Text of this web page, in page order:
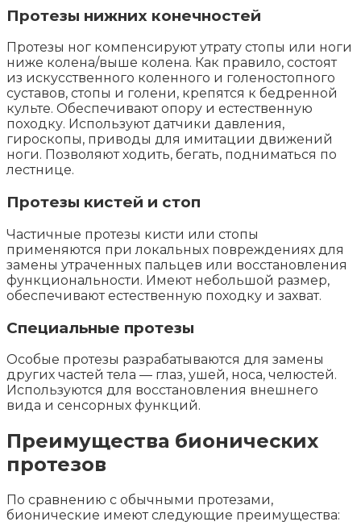
Протезы нижних конечностей
Протезы ног компенсируют утрату стопы или ноги
ниже колена/выше колена. Как правило, состоят
из искусственного коленного и голеностопного
суставов, стопы и голени, крепятся к бедренной
культе. Обеспечивают опору и естественную
походку. Используют датчики давления,
гироскопы, приводы для имитации движений
ноги. Позволяют ходить, бегать, подниматься по
лестнице.
Протезы кистей и стоп
Частичные протезы кисти или стопы
применяются при локальных повреждениях для
замены утраченных пальцев или восстановления
функциональности. Имеют небольшой размер,
обеспечивают естественную походку и захват.
Специальные протезы
Особые протезы разрабатываются для замены
других частей тела — глаз, ушей, носа, челюстей.
Используются для восстановления внешнего
вида и сенсорных функций.
Преимущества бионических
протезов
По сравнению с обычными протезами,
бионические имеют следующие преимущества: